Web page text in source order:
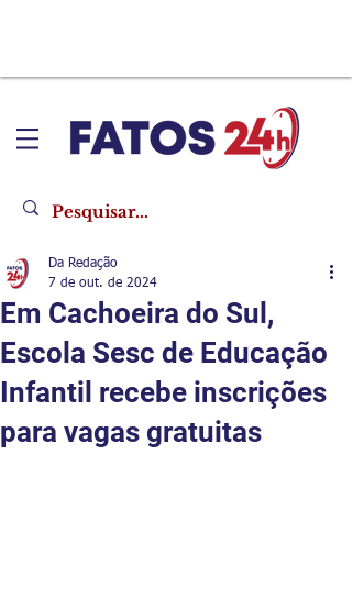
Em Cachoeira do Sul,
Escola Sesc de Educação
Infantil recebe inscrições
para vagas gratuitas
Da Redação
7 de out. de 2024